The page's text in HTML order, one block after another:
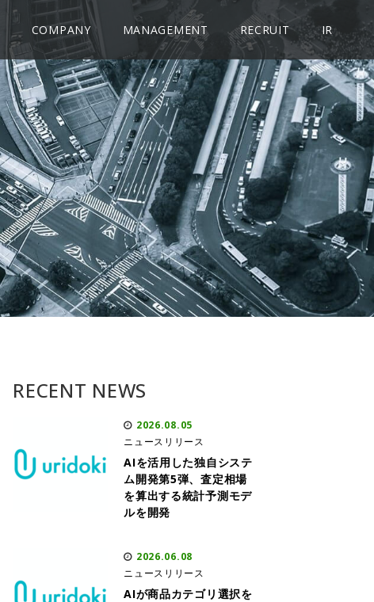
COMPANY MANAGEMENT RECRUIT IR
RECENT NEWS
2026.08.05
ニュースリリース
AIを活用した独自システ
ム開発第5弾、査定相場
を算出する統計予測モデ
ルを開発
2026.06.08
ニュースリリース
AIが商品カテゴリ選択を